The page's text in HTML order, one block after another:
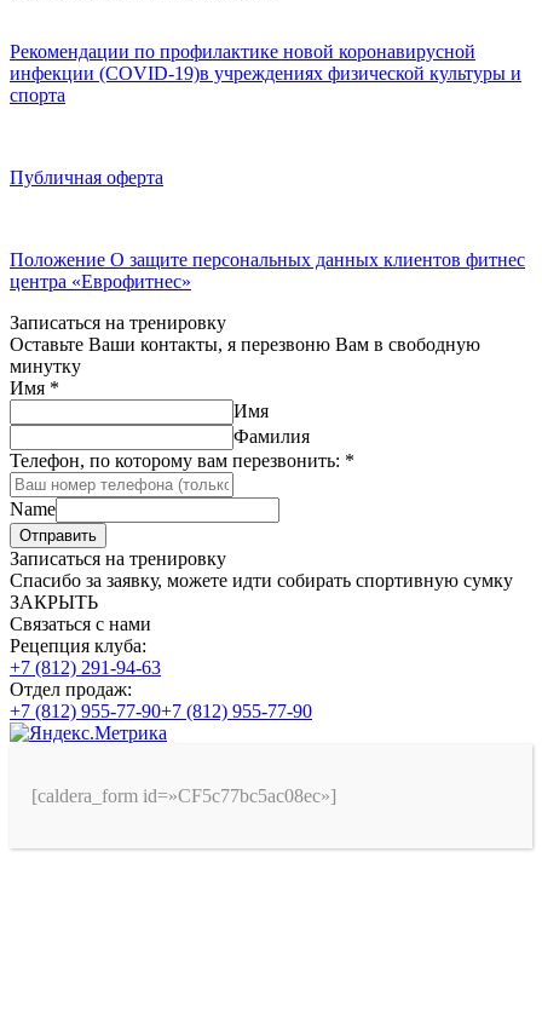
Рекомендации по профилактике новой коронавирусной
инфекции (COVID-19)в учреждениях физической культуры и
спорта
Публичная оферта
Положение О защите персональных данных клиентов фитнес
центра «Еврофитнес»
Записаться на тренировку
Оставьте Ваши контакты, я перезвоню Вам в свободную
минутку
Имя *
Имя
Фамилия
Телефон, по которому вам перезвонить: *
Name
Отправить
Записаться на тренировку
Спасибо за заявку, можете идти собирать спортивную сумку
ЗАКРЫТЬ
Связаться с нами
Рецепция клуба:
+7 (812) 291-94-63
Отдел продаж:
+7 (812) 955-77-90+7 (812) 955-77-90
[caldera_form id=»CF5c77bc5ac08ec»]